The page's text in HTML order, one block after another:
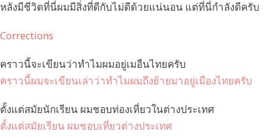
หลังมีชีวิดที่นี่ผมมีสิ่งที่ดีกับไม่ดีด้วยแน่นอน แต่ที่นี่กำลังดีครับ
Corrections
คราวนี้จะเขียนว่าทำไมผมอยู่เมอืนไทยครับ
คราวนี้ผมจะเขียนเล่าว่าทำไมผมถึงย้ายมาอยู่เมืองไทยครับ
ตั้งแต่สมัยนักเรียน ผมชอบท่องเที่ยวในต่างประเทศ
ตั้งแต่สมัยเรียน ผมชอบเที่ยวต่างประเทศ